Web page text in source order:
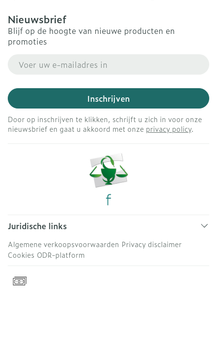
Nieuwsbrief
Blijf op de hoogte van nieuwe producten en
promoties
Inschrijven
Door op inschrijven te klikken, schrijft u zich in voor onze
nieuwsbrief en gaat u akkoord met onze privacy policy.
Juridische links
Algemene verkoopsvoorwaarden Privacy disclaimer
Cookies ODR-platform